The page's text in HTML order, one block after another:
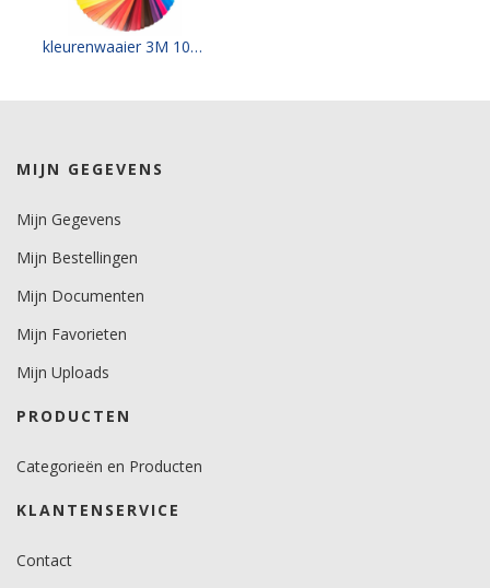
Temperatuurbereik (°C)
-40 tot +110
Metallics 4 jaar.
Brandcertificaat
kleurenwaaier 3M 100 serie
MIJN GEGEVENS
Mijn Gegevens
Mijn Bestellingen
Mijn Documenten
Mijn Favorieten
Mijn Uploads
PRODUCTEN
Categorieën en Producten
KLANTENSERVICE
Contact